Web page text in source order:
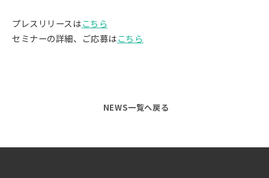
プレスリリースはこちら
セミナーの詳細、ご応募はこちら
NEWS一覧へ戻る